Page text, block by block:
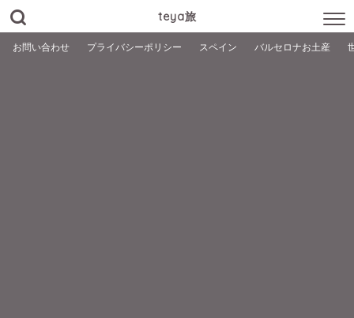
teya旅
お問い合わせ プライバシーポリシー スペイン バルセロナお土産